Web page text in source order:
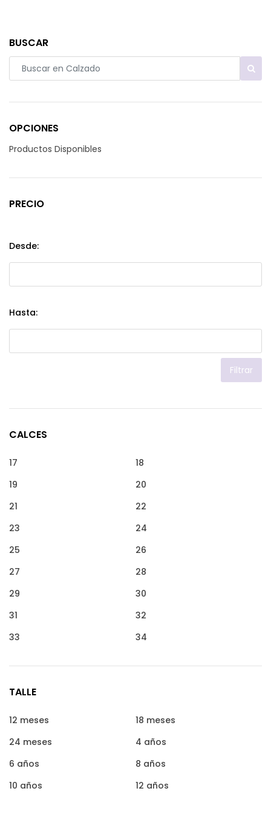
BUSCAR
OPCIONES
Productos Disponibles
PRECIO
Desde:
Hasta:
Filtrar
CALCES
17
18
19
20
21
22
23
24
25
26
27
28
29
30
31
32
33
34
TALLE
12 meses
18 meses
24 meses
4 años
6 años
8 años
10 años
12 años